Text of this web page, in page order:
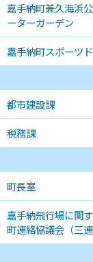
嘉手納町兼久海浜
ーターガーデン
嘉手納町スポーツ
都市建設課
税務課
町長室
嘉手納飛行場に関
町連絡協議会（三連